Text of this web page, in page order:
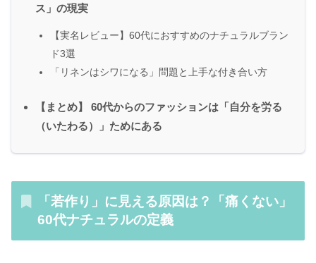
ス」の現実
【実名レビュー】60代におすすめのナチュラルブラン
ド3選
「リネンはシワになる」問題と上手な付き合い方
【まとめ】 60代からのファッションは「自分を労る
（いたわる）」ためにある
「若作り」に見える原因は？「痛くない」
60代ナチュラルの定義